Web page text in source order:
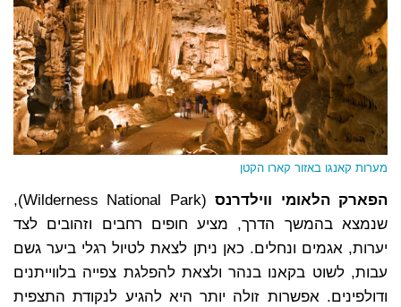
מערות קאנגו באזור קארו הקטן
הפארק הלאומי ווילדרנס
(Wilderness National Park),
שנמצא בהמשך הדרך, מציע חופים רחבים וזהובים לצד
יערות, אגמים ונחלים. כאן ניתן לצאת לטיול רגלי ביער גשם
עבות, לשוט בקאנו בנהר ולצאת להפלגת צפייה בלווייתנים
ודולפינים. אפשרות זולה יותר היא להגיע לנקודת התצפית